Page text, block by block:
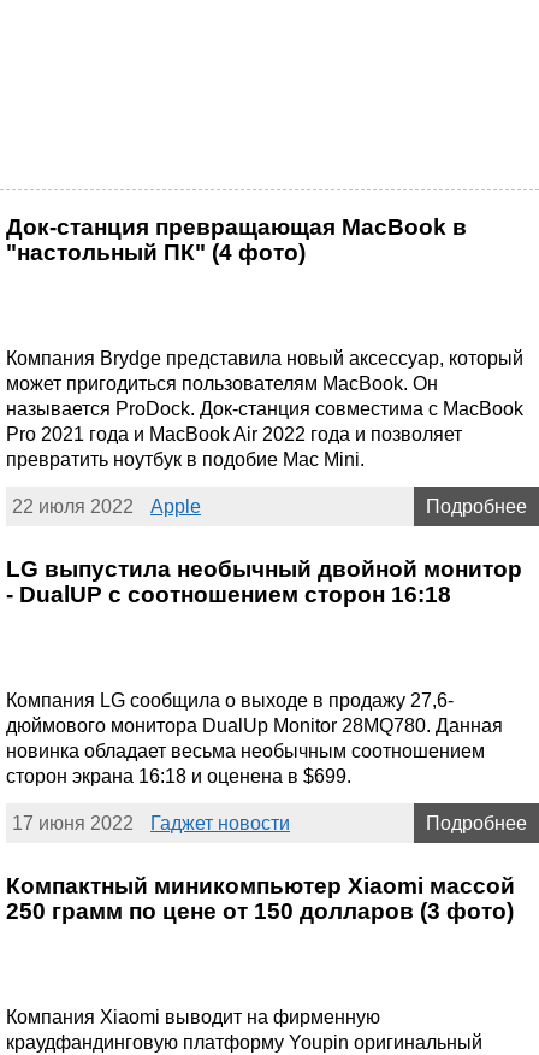
Док-станция превращающая MacBook в
"настольный ПК" (4 фото)
Компания Brydge представила новый аксессуар, который
может пригодиться пользователям MacBook. Он
называется ProDock. Док-станция совместима с MacBook
Pro 2021 года и MacBook Air 2022 года и позволяет
превратить ноутбук в подобие Mac Mini.
22 июля 2022 Apple Подробнее
LG выпустила необычный двойной монитор
- DualUP с соотношением сторон 16:18
Компания LG сообщила о выходе в продажу 27,6-
дюймового монитора DualUp Monitor 28MQ780. Данная
новинка обладает весьма необычным соотношением
сторон экрана 16:18 и оценена в $699.
17 июня 2022 Гаджет новости Подробнее
Компактный миникомпьютер Xiaomi массой
250 грамм по цене от 150 долларов (3 фото)
Компания Xiaomi выводит на фирменную
краудфандинговую платформу Youpin оригинальный